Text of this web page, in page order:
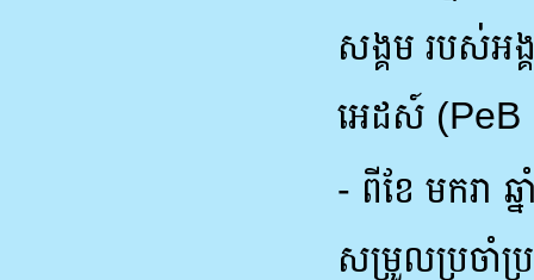
សង្គម របស់អង្
អេដស៍ (PeB
- ពីខែ មករា
សម្រួលប្រចាំ